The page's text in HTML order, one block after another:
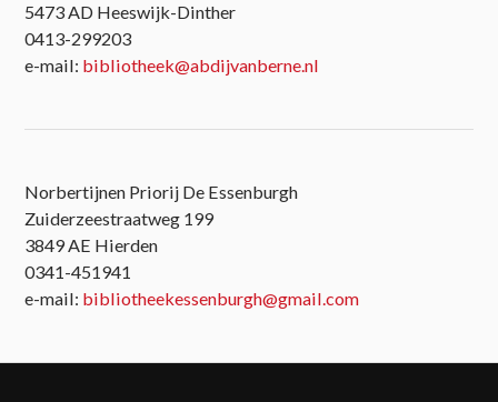
5473 AD Heeswijk-Dinther
0413-299203
e-mail: bibliotheek@abdijvanberne.nl
Norbertijnen Priorij De Essenburgh
Zuiderzeestraatweg 199
3849 AE Hierden
0341-451941
e-mail: bibliotheekessenburgh@gmail.com